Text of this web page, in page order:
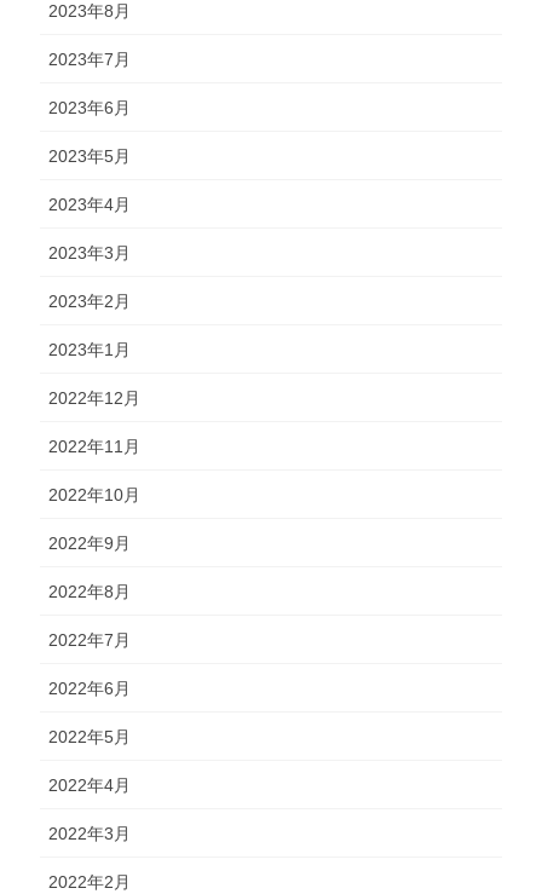
2023年8月
2023年7月
2023年6月
2023年5月
2023年4月
2023年3月
2023年2月
2023年1月
2022年12月
2022年11月
2022年10月
2022年9月
2022年8月
2022年7月
2022年6月
2022年5月
2022年4月
2022年3月
2022年2月